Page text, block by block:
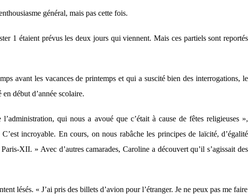
général, mais pas cette fois.
1 étaient prévus les deux jours qui viennent. Mais ces partiels sont reportés
avant les vacances de printemps et qui a suscité bien des interrogations, le
début d’année scolaire.
l’administration, qui nous a avoué que c’était à cause de fêtes religieuses »,
incroyable. En cours, on nous rabâche les principes de laïcité, d’égalité
XII. » Avec d’autres camarades, Caroline a découvert qu’il s’agissait des
lésés. « J’ai pris des billets d’avion pour l’étranger. Je ne peux pas me faire